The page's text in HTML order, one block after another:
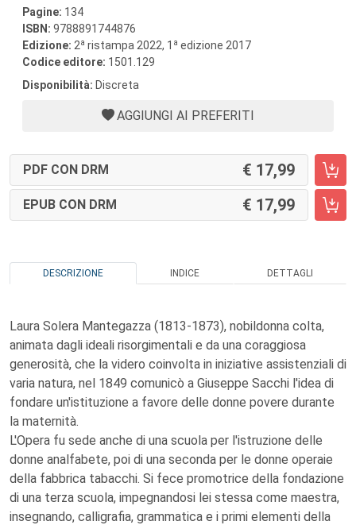
Pagine: 134
ISBN: 9788891744876
Edizione: 2a ristampa 2022, 1 a edizione 2017
Codice editore: 1501.129
Disponibilità: Discreta
AGGIUNGI AI PREFERITI
PDF CON DRM 17,99
EPUB CON DRM 17,99
DESCRIZIONE INDICE DETTAGLI
Laura Solera Mantegazza (1813-1873), nobildonna colta,
animata dagli ideali risorgimentali e da una coraggiosa
generosità, che la videro coinvolta in iniziative assistenziali di
varia natura, nel 1849 comunicò a Giuseppe Sacchi l'idea di
fondare un'istituzione a favore delle donne povere durante
la maternità.
L'Opera fu sede anche di una scuola per l'istruzione delle
donne analfabete, poi di una seconda per le donne operaie
della fabbrica tabacchi. Si fece promotrice della fondazione
di una terza scuola, impegnandosi lei stessa come maestra,
insegnando, calligrafia, grammatica e i primi elementi della